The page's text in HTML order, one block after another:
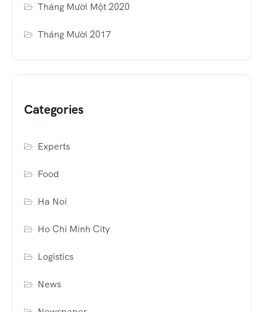
Tháng Mười Một 2020
Tháng Mười 2017
Categories
Experts
Food
Ha Noi
Ho Chi Minh City
Logistics
News